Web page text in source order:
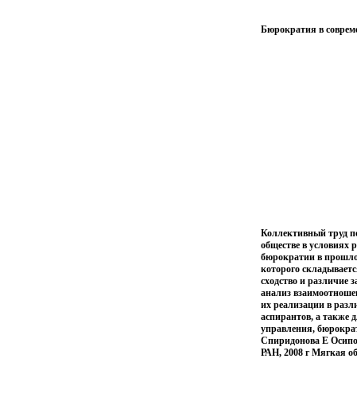
Бюрократия в
Коллективный труд
обществе в условиях
бюрократии в
которого
сходство и различие
анализ
их реализации в
аспирантов, а также
управления,
Спиридонова Е
РАН, 2008 г Мягкая